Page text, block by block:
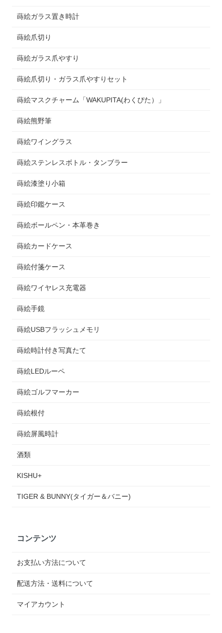
蒔絵ガラス置き時計
蒔絵爪切り
蒔絵ガラス爪やすり
蒔絵爪切り・ガラス爪やすりセット
蒔絵マスクチャーム「WAKUPITA(わくぴた）」
蒔絵熊野筆
蒔絵ワイングラス
蒔絵ステンレスボトル・タンブラー
蒔絵漆塗り小箱
蒔絵印鑑ケース
蒔絵ボールペン・本革巻き
蒔絵カードケース
蒔絵付箋ケース
蒔絵ワイヤレス充電器
蒔絵手鏡
蒔絵USBフラッシュメモリ
蒔絵時計付き写真たて
蒔絵LEDルーペ
蒔絵ゴルフマーカー
蒔絵根付
蒔絵屏風時計
酒類
KISHU+
TIGER & BUNNY(タイガー＆バニー)
コンテンツ
お支払い方法について
配送方法・送料について
マイアカウント